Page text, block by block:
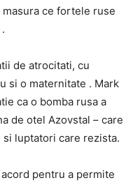
ce fortele ruse
de atrocitati, cu
si o maternitate . Mark
ca o bomba rusa a
de otel Azovstal – care
luptatori care rezista.
pentru a permite